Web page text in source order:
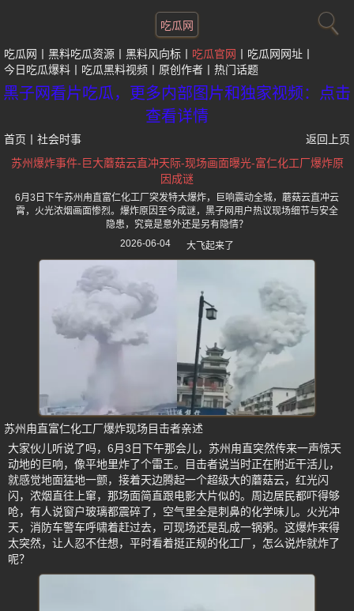
吃瓜网
吃瓜网 黑料吃瓜资源 黑料风向标 吃瓜官网
吃瓜网网址
今日吃瓜爆料
吃瓜黑料视频 原创作者 热门话题
黑子网看片吃瓜，更多内部图片和独家视频：点击
查看详情
首页 社会时事
返回上页
苏州爆炸事件-巨大蘑菇云直冲天际-现场画面曝光-富仁化工厂爆炸原
因成谜
6月3日下午苏州甪直富仁化工厂突发特大爆炸，巨响震动全城，蘑菇云直冲云
霄，火光浓烟画面惨烈。爆炸原因至今成谜，黑子网用户热议现场细节与安全
隐患，究竟是意外还是另有隐情？
2026-06-04
大飞起来了
苏州甪直富仁化工厂爆炸现场目击者亲述
大家伙儿听说了吗，6月3日下午那会儿，苏州甪直突然传来一声惊天
动地的巨响，像平地里炸了个雷王。目击者说当时正在附近干活儿，
就感觉地面猛地一颤，接着天边腾起一个超级大的蘑菇云，红光闪
闪，浓烟直往上窜，那场面简直跟电影大片似的。周边居民都吓得够
呛，有人说窗户玻璃都震碎了，空气里全是刺鼻的化学味儿。火光冲
天，消防车警车呼啸着赶过去，可现场还是乱成一锅粥。这爆炸来得
太突然，让人忍不住想，平时看着挺正规的化工厂，怎么说炸就炸了
呢？